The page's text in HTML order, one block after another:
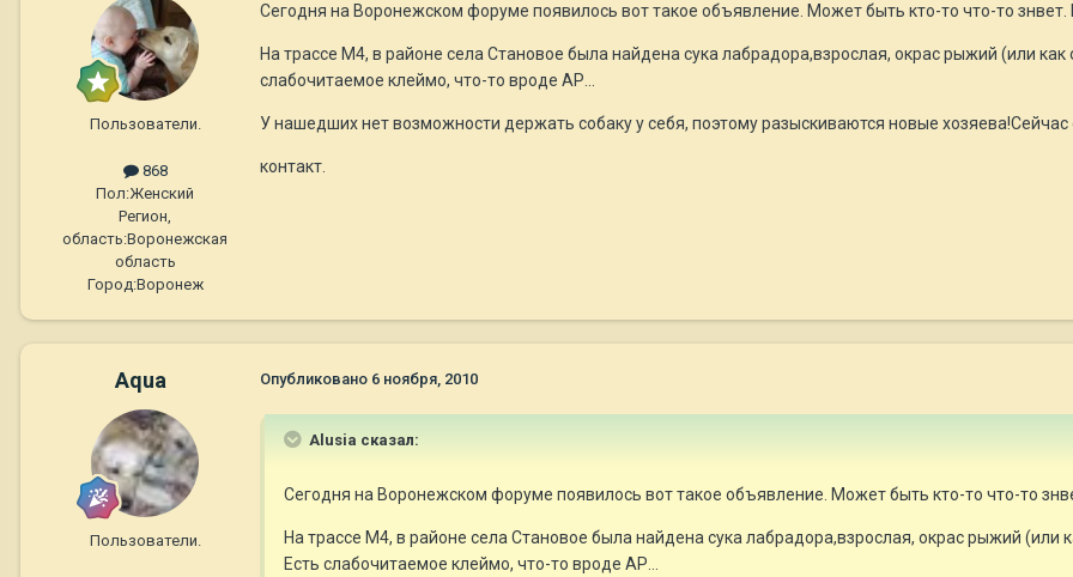
Пользователи.
868
Пол:Женский
Регион,
область:Воронежская
область
Город:Воронеж
Сегодня на Воронежском форуме появилось вот такое объявление. Может быть кто-то что-то
На трассе М4, в районе села Становое была найдена сука лабрадора,взрослая, окрас рыжий (или как
слабочитаемое клеймо, что-то вроде АР...
У нашедших нет возможности держать собаку у себя, поэтому разыскиваются новые хозяева!Сейчас
контакт.
Aqua
Пользователи.
Опубликовано 6 ноября, 2010
Alusia сказал:
Сегодня на Воронежском форуме появилось вот такое объявление. Может быть кто-то что-то
На трассе М4, в районе села Становое была найдена сука лабрадора,взрослая, окрас рыжий (или
Есть слабочитаемое клеймо, что-то вроде АР...